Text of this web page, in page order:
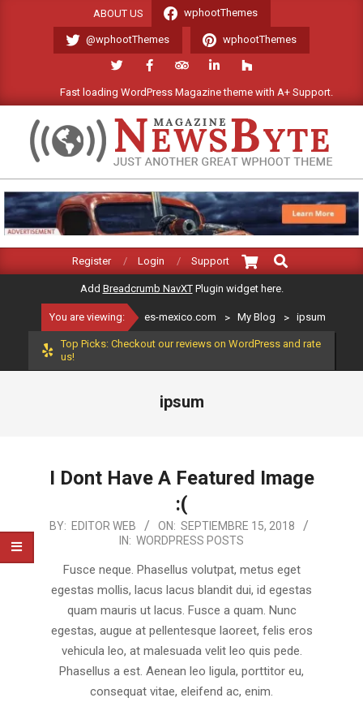
ABOUT US wphootThemes
@wphootThemes wphootThemes
Fast loading WordPress Magazine theme with A+ Support.
ES-
MEXICO.COM
Navigation
Register Login Support
Search
Add Breadcrumb NavXTPlugin widget here.
You are viewing: es-mexico.com > My Blog > ipsum
Top Picks: Checkout our reviews on WordPress and rate
us!
ipsum
I Dont Have A Featured Image
:(
2018-
BY: EDITOR WEB ON: SEPTIEMBRE 15, 2018
IN: WORDPRESS POSTS
Fusce neque. Phasellus volutpat, metus eget
egestas mollis, lacus lacus blandit dui, id egestas
quam mauris ut lacus. Fusce a quam. Nunc
egestas, augue at pellentesque laoreet, felis eros
vehicula leo, at malesuada velit leo quis pede.
Phasellus a est. Aenean leo ligula, porttitor eu,
consequat vitae, eleifend ac, enim.